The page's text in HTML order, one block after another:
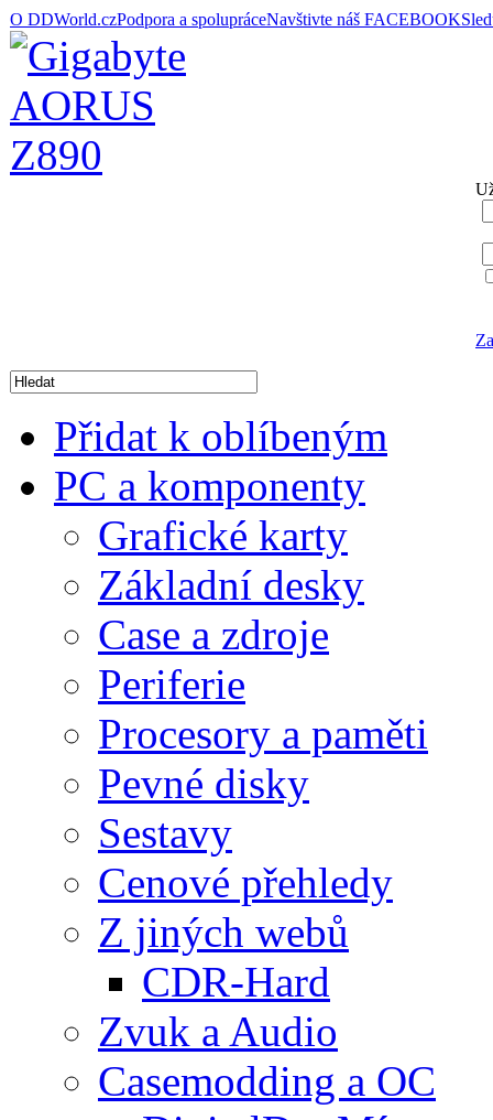
O DDWorld.czPodpora a spolupráceNavštivte náš FACEBOOK
Přidat k oblíbeným
PC a komponenty
Grafické karty
Základní desky
Case a zdroje
Periferie
Procesory a paměti
Pevné disky
Sestavy
Cenové přehledy
Z jiných webů
CDR-Hard
Zvuk a Audio
Casemodding a OC